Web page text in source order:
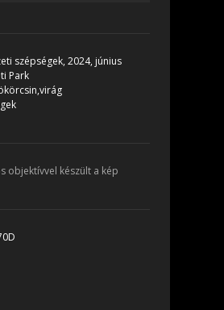
szépségek, 2024, június
Park
objektívvel készült a kép